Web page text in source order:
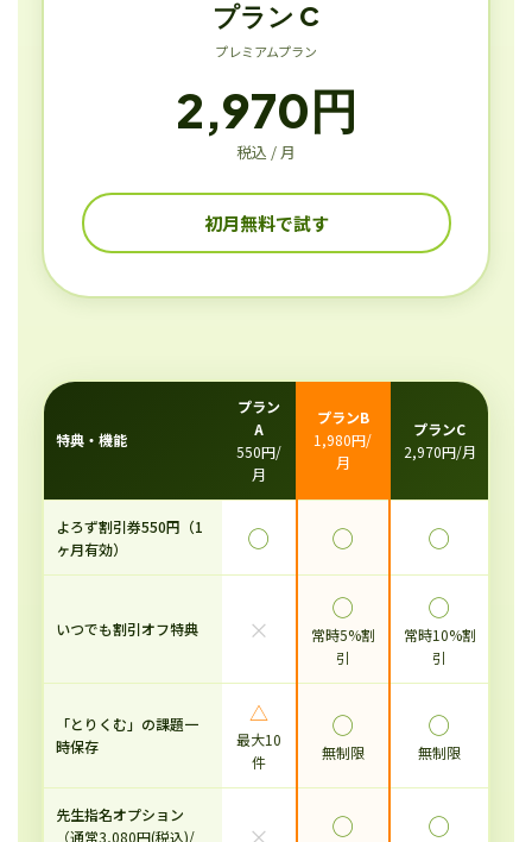
プラン C
プレミアムプラン
2,970円
税込 / 月
初月無料で試す
特典・機能
プラン
A
550円/
月
プランB
1,980円/
月
プランC
2,970円/月
よろず割引券550円（1
ヶ月有効）
◯ ◯ ◯
いつでも割引オフ特典 ×
◯
常時5%割
引
◯
常時10%割
引
「とりくむ」の課題一
時保存
△
最大10
件
◯
無制限
◯
無制限
先生指名オプション
（通常3,080円(税込)/
◯ ◯